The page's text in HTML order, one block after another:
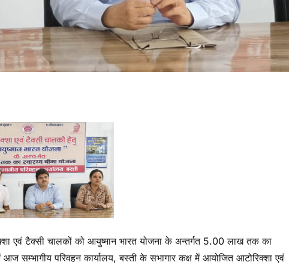
एवं टैक्सी चालकों को आयुष्मान भारत योजना के अन्तर्गत 5.00 लाख तक का
सम्भागीय परिवहन कार्यालय, बस्ती के सभागार कक्ष में आयोजित आटोरिक्शा एवं